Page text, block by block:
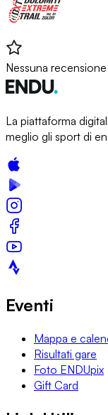
Nessuna recensione
La piattaforma
meglio gli sport di
Eventi
Mappa e
Risultati gare
Foto ENDUpix
Gift Card